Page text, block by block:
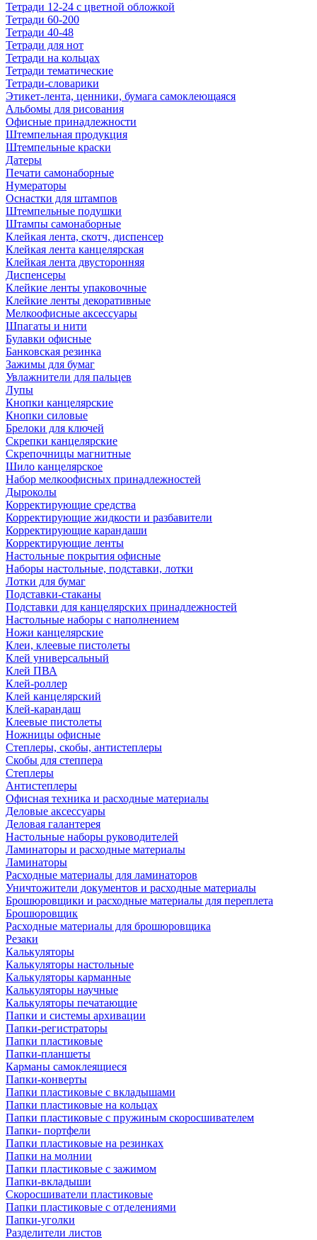
Тетради 12-24 с цветной обложкой
Тетради 60-200
Тетради 40-48
Тетради для нот
Тетради на кольцах
Тетради тематические
Тетради-словарики
Этикет-лента, ценники, бумага самоклеющаяся
Альбомы для рисования
Офисные принадлежности
Штемпельная продукция
Штемпельные краски
Датеры
Печати самонаборные
Нумераторы
Оснастки для штампов
Штемпельные подушки
Штампы самонаборные
Клейкая лента, скотч, диспенсер
Клейкая лента канцелярская
Клейкая лента двусторонняя
Диспенсеры
Клейкие ленты упаковочные
Клейкие ленты декоративные
Мелкоофисные аксессуары
Шпагаты и нити
Булавки офисные
Банковская резинка
Зажимы для бумаг
Увлажнители для пальцев
Лупы
Кнопки канцелярские
Кнопки силовые
Брелоки для ключей
Скрепки канцелярские
Скрепочницы магнитные
Шило канцелярское
Набор мелкоофисных принадлежностей
Дыроколы
Корректирующие средства
Корректирующие жидкости и разбавители
Корректирующие карандаши
Корректирующие ленты
Настольные покрытия офисные
Наборы настольные, подставки, лотки
Лотки для бумаг
Подставки-стаканы
Подставки для канцелярских принадлежностей
Настольные наборы с наполнением
Ножи канцелярские
Клеи, клеевые пистолеты
Клей универсальный
Клей ПВА
Клей-роллер
Клей канцелярский
Клей-карандаш
Клеевые пистолеты
Ножницы офисные
Степлеры, скобы, антистеплеры
Скобы для степпера
Степлеры
Антистеплеры
Офисная техника и расходные материалы
Деловые аксессуары
Деловая галантерея
Настольные наборы руководителей
Ламинаторы и расходные материалы
Ламинаторы
Расходные материалы для ламинаторов
Уничтожители документов и расходные материалы
Брошюровщики и расходные материалы для переплета
Брошюровщик
Расходные материалы для брошюровщика
Резаки
Калькуляторы
Калькуляторы настольные
Калькуляторы карманные
Калькуляторы научные
Калькуляторы печатающие
Папки и системы архивации
Папки-регистраторы
Папки пластиковые
Папки-планшеты
Карманы самоклеящиеся
Папки-конверты
Папки пластиковые с вкладышами
Папки пластиковые на кольцах
Папки пластиковые с пружиным скоросшивателем
Папки- портфели
Папки пластиковые на резинках
Папки на молнии
Папки пластиковые с зажимом
Папки-вкладыши
Скоросшиватели пластиковые
Папки пластиковые с отделениями
Папки-уголки
Разделители листов